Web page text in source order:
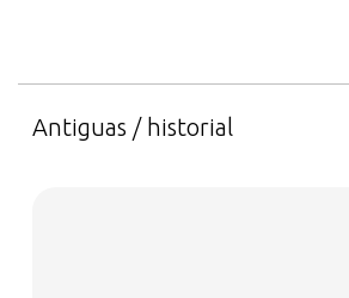
Antiguas / historial